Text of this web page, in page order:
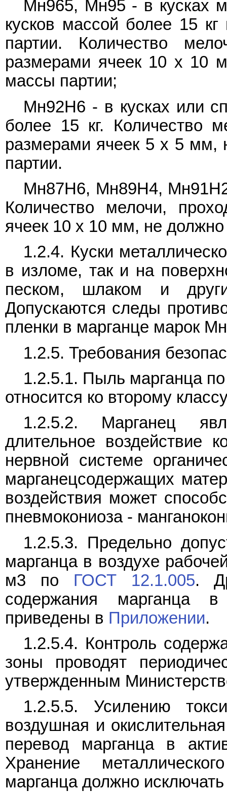
Мн965, Мн95 - в кусках
кусков массой более 15
партии. Количество
размерами ячеек 10 х 10
массы партии;
Мн92Н6 - в кусках или
более 15 кг. Количество
размерами ячеек 5 x 5
партии.
Мн87Н6, Мн89Н4, Мн91Н2
Количество мелочи,
ячеек 10 х 10 мм, не
1.2.4. Куски
в изломе, так и на
песком, шлаком и
Допускаются следы
пленки в марганце марок
1.2.5. Требования
1.2.5.1. Пыль марганца
относится ко второму
1.2.5.2. Марганец
длительное воздействие
нервной системе
марганецсодержащих
воздействия может
пневмокониоза -
1.2.5.3. Предельно
марганца в воздухе
м3 по ГОСТ 12.1.005.
содержания марганца
приведены в Приложении.
1.2.5.4. Контроль
зоны проводят
утвержденным
1.2.5.5. Усилению
воздушная и
перевод марганца в
Хранение
марганца должно